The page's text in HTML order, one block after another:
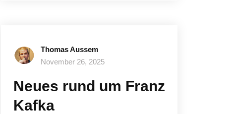
Thomas Aussem
November 26, 2025
Neues rund um Franz
Kafka